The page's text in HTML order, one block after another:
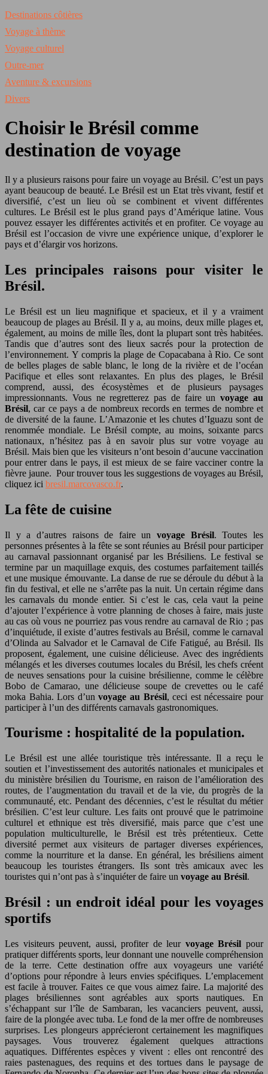
Destinations côtières
Voyage à thème
Voyage culturel
Outre-mer
Aventure & excursions
Divers
Choisir le Brésil comme
destination de voyage
Il y a plusieurs raisons pour faire un voyage au Brésil. C’est un pays
ayant beaucoup de beauté. Le Brésil est un Etat très vivant, festif et
diversifié, c’est un lieu où se combinent et vivent différentes
cultures. Le Brésil est le plus grand pays d’Amérique latine. Vous
pouvez essayer les différentes activités et en profiter. Ce voyage au
Brésil est l’occasion de vivre une expérience unique, d’explorer le
pays et d’élargir vos horizons.
Les principales raisons pour visiter le
Brésil.
Le Brésil est un lieu magnifique et spacieux, et il y a vraiment
beaucoup de plages au Brésil. Il y a, au moins, deux mille plages et,
également, au moins de mille îles, dont la plupart sont très habitées.
Tandis que d’autres sont des lieux sacrés pour la protection de
l’environnement. Y compris la plage de Copacabana à Rio. Ce sont
de belles plages de sable blanc, le long de la rivière et de l’océan
Pacifique et elles sont relaxantes. En plus des plages, le Brésil
comprend, aussi, des écosystèmes et de plusieurs paysages
impressionnants. Vous ne regretterez pas de faire unvoyage au
Brésil, car ce pays a de nombreux records en termes de nombre et
de diversité de la faune. L’Amazonie et les chutes d’Iguazu sont de
renommée mondiale. Le Brésil compte, au moins, soixante parcs
nationaux, n’hésitez pas à en savoir plus sur votre voyage au
Brésil. Mais bien que les visiteurs n’ont besoin d’aucune vaccination
pour entrer dans le pays, il est mieux de se faire vacciner contre la
fièvre jaune. Pour trouver tous les suggestions de voyages au Brésil,
cliquez ici bresil.marcovasco.fr.
La fête de cuisine
Il y a d’autres raisons de faire unvoyage Brésil. Toutes les
personnes présentes à la fête se sont réunies au Brésil pour participer
au carnaval passionnant organisé par les Brésiliens. Le festival se
termine par un maquillage exquis, des costumes parfaitement taillés
et une musique émouvante. La danse de rue se déroule du début à la
fin du festival, et elle ne s’arrête pas la nuit. Un certain régime dans
les carnavals du monde entier. Si c’est le cas, cela vaut la peine
d’ajouter l’expérience à votre planning de choses à faire, mais juste
au cas où vous ne pourriez pas vous rendre au carnaval de Rio ; pas
d’inquiétude, il existe d’autres festivals au Brésil, comme le carnaval
d’Olinda au Salvador et le Carnaval de Cife Fatigué, au Brésil. Ils
proposent, également, une cuisine délicieuse. Avec des ingrédients
mélangés et les diverses coutumes locales du Brésil, les chefs créent
de neuves sensations pour la cuisine brésilienne, comme le célèbre
Bobo de Camarao, une délicieuse soupe de crevettes ou le café
moka Bahia. Lors d’unvoyage au Brésil, ceci est nécessaire pour
participer à l’un des différents carnavals gastronomiques.
Tourisme : hospitalité de la population.
Le Brésil est une allée touristique très intéressante. Il a reçu le
soutien et l’investissement des autorités nationales et municipales et
du ministère brésilien du Tourisme, en raison de l’amélioration des
routes, de l’augmentation du travail et de la vie, du progrès de la
communauté, etc. Pendant des décennies, c’est le résultat du métier
brésilien. C’est leur culture. Les faits ont prouvé que le patrimoine
culturel et ethnique est très diversifié, mais parce que c’est une
population multiculturelle, le Brésil est très prétentieux. Cette
diversité permet aux visiteurs de partager diverses expériences,
comme la nourriture et la danse. En général, les brésiliens aiment
beaucoup les touristes étrangers. Ils sont très amicaux avec les
touristes qui n’ont pas à s’inquiéter de faire un voyage au Brésil.
Brésil : un endroit idéal pour les voyages
sportifs
Les visiteurs peuvent, aussi, profiter de leur voyage Brésil pour
pratiquer différents sports, leur donnant une nouvelle compréhension
de la terre. Cette destination offre aux voyageurs une variété
d’options pour répondre à leurs envies spécifiques. L’emplacement
est facile à trouver. Faites ce que vous aimez faire. La majorité des
plages brésiliennes sont agréables aux sports nautiques. En
s’échappant sur l’île de Sambaran, les vacanciers peuvent, aussi,
faire de la plongée avec tuba. Le fond de la mer offre de nombreuses
surprises. Les plongeurs apprécieront certainement les magnifiques
paysages. Vous trouverez également quelques attractions
aquatiques. Différentes espèces y vivent : elles ont rencontré des
raies pastenagues, des requins et des tortues dans le paysage de